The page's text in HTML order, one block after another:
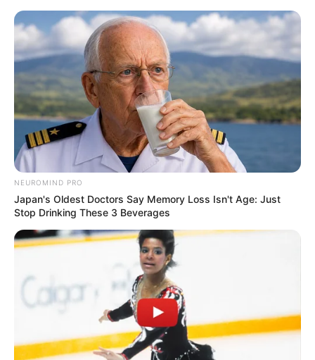
HOME
NEUROMIND PRO
Japan's Oldest Doctors Say Memory Loss Isn't Age: Just
Stop Drinking These 3 Beverages